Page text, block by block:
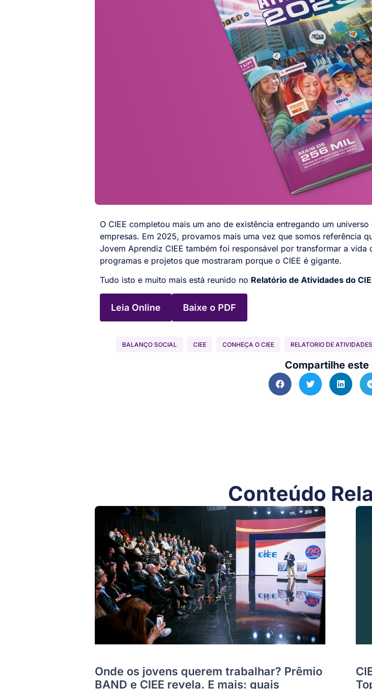
O CIEE completou mais um ano de existência entregando um
empresas. Em 2025, provamos mais uma vez que somos referência
Jovem Aprendiz CIEE também foi responsável por transformar a
programas e projetos que mostraram porque o CIEE é gigante.
Tudo isto e muito mais está reunido no Relatório de Atividades do
Leia Online Baixe o PDF
BALANÇO SOCIAL CIEE CONHEÇA O CIEE RELATORIO DE ATIVIDADES
Compartilhe este
Conteúdo
Onde os jovens querem trabalhar? Prêmio
BAND e CIEE revela. E mais: quais